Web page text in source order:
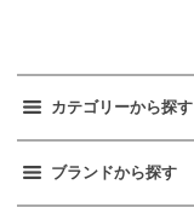
カテゴリーから探す
ブランドから探す